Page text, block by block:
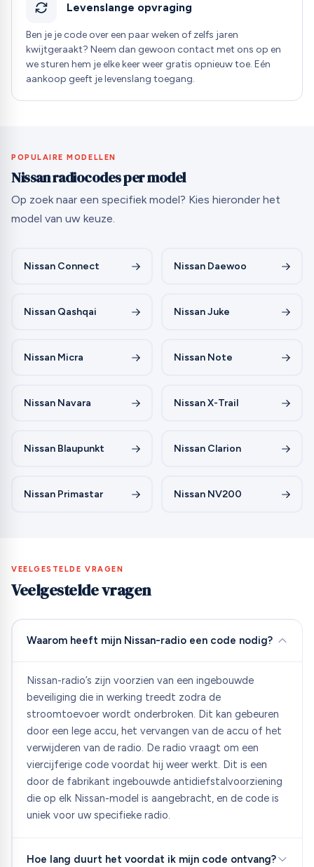
Levenslange opvraging
Ben je je code over een paar weken of zelfs jaren
kwijtgeraakt? Neem dan gewoon contact met ons op en
we sturen hem je elke keer weer gratis opnieuw toe. Eén
aankoop geeft je levenslang toegang.
POPULAIRE MODELLEN
Nissan radiocodes per model
Op zoek naar een specifiek model? Kies hieronder het
model van uw keuze.
Nissan Connect Nissan Daewoo
Nissan Qashqai Nissan Juke
Nissan Micra Nissan Note
Nissan Navara Nissan X-Trail
Nissan Blaupunkt Nissan Clarion
Nissan Primastar Nissan NV200
VEELGESTELDE VRAGEN
Veelgestelde vragen
Waarom heeft mijn Nissan-radio een code nodig?
Nissan-radio’s zijn voorzien van een ingebouwde
beveiliging die in werking treedt zodra de
stroomtoevoer wordt onderbroken. Dit kan gebeuren
door een lege accu, het vervangen van de accu of het
verwijderen van de radio. De radio vraagt om een
viercijferige code voordat hij weer werkt. Dit is een
door de fabrikant ingebouwde antidiefstalvoorziening
die op elk Nissan-model is aangebracht, en de code is
uniek voor uw specifieke radio.
Hoe lang duurt het voordat ik mijn code ontvang?